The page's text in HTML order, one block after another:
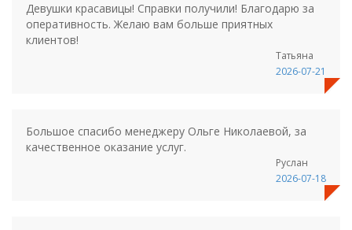
Девушки красавицы! Справки получили! Благодарю за
оперативность. Желаю вам больше приятных
клиентов!
Татьяна
2026-07-21
Большое спасибо менеджеру Ольге Николаевой, за
качественное оказание услуг.
Руслан
2026-07-18